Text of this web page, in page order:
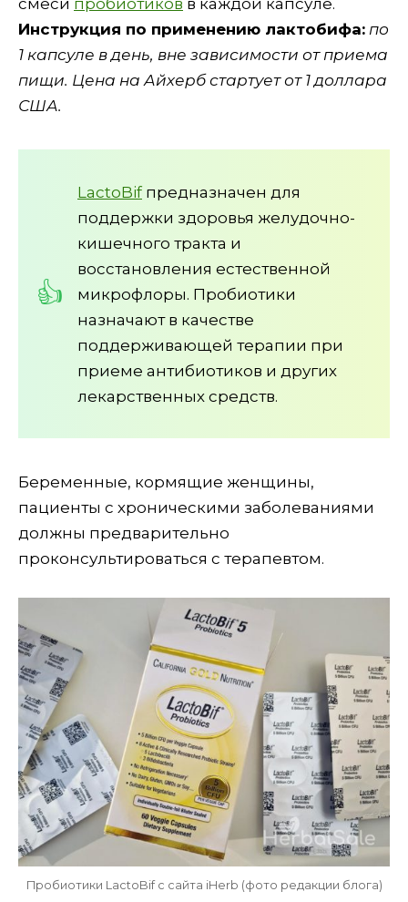
Инструкция по применению лактобифа: по
1 капсуле в день, вне зависимости от приема
пищи. Цена на Айхерб стартует от 1 доллара
США.
LactoBifпредназначен для
поддержки здоровья желудочно-
кишечного тракта и
восстановления естественной
микрофлоры. Пробиотики
назначают в качестве
поддерживающей терапии при
приеме антибиотиков и других
лекарственных средств.
Беременные, кормящие женщины,
пациенты с хроническими заболеваниями
должны предварительно
проконсультироваться с терапевтом.
Пробиотики LactoBif с сайта iHerb (фото редакции блога)